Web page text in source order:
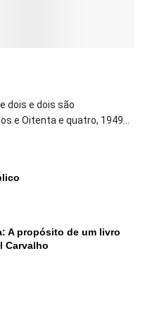
dois e dois são
e Oitenta e quatro, 1949...
A propósito de um livro
Carvalho